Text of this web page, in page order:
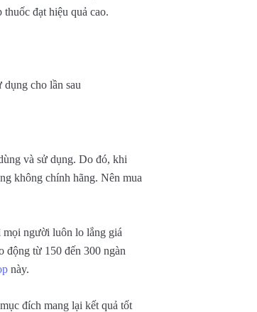
đạt hiệu quả cao.
cho lần sau
và sử dụng. Do đó, khi
không chính hãng. Nên mua
người luôn lo lắng giá
động từ 150 đến 300 ngàn
này.
đích mang lại kết quả tốt